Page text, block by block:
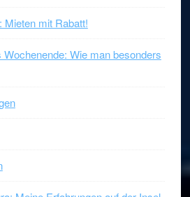
Mieten mit Rabatt!
Wie man besonders